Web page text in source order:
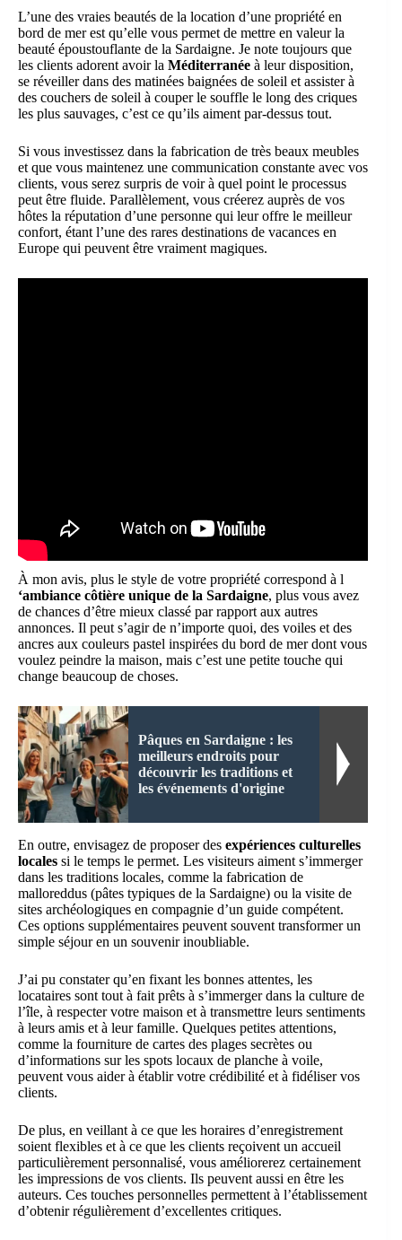
L’une des vraies beautés de la location d’une propriété en
bord de mer est qu’elle vous permet de mettre en valeur la
beauté époustouflante de la Sardaigne. Je note toujours que
les clients adorent avoir la Méditerranée à leur disposition,
se réveiller dans des matinées baignées de soleil et assister à
des couchers de soleil à couper le souffle le long des criques
les plus sauvages, c’est ce qu’ils aiment par-dessus tout.
Si vous investissez dans la fabrication de très beaux meubles
et que vous maintenez une communication constante avec vos
clients, vous serez surpris de voir à quel point le processus
peut être fluide. Parallèlement, vous créerez auprès de vos
hôtes la réputation d’une personne qui leur offre le meilleur
confort, étant l’une des rares destinations de vacances en
Europe qui peuvent être vraiment magiques.
À mon avis, plus le style de votre propriété correspond à l
‘ambiance côtière unique de la Sardaigne, plus vous avez
de chances d’être mieux classé par rapport aux autres
annonces. Il peut s’agir de n’importe quoi, des voiles et des
ancres aux couleurs pastel inspirées du bord de mer dont vous
voulez peindre la maison, mais c’est une petite touche qui
change beaucoup de choses.
Pâques en Sardaigne : les
meilleurs endroits pour
découvrir les traditions et
les événements d'origine
En outre, envisagez de proposer des expériences culturelles
locales si le temps le permet. Les visiteurs aiment s’immerger
dans les traditions locales, comme la fabrication de
malloreddus (pâtes typiques de la Sardaigne) ou la visite de
sites archéologiques en compagnie d’un guide compétent.
Ces options supplémentaires peuvent souvent transformer un
simple séjour en un souvenir inoubliable.
J’ai pu constater qu’en fixant les bonnes attentes, les
locataires sont tout à fait prêts à s’immerger dans la culture de
l’île, à respecter votre maison et à transmettre leurs sentiments
à leurs amis et à leur famille. Quelques petites attentions,
comme la fourniture de cartes des plages secrètes ou
d’informations sur les spots locaux de planche à voile,
peuvent vous aider à établir votre crédibilité et à fidéliser vos
clients.
De plus, en veillant à ce que les horaires d’enregistrement
soient flexibles et à ce que les clients reçoivent un accueil
particulièrement personnalisé, vous améliorerez certainement
les impressions de vos clients. Ils peuvent aussi en être les
auteurs. Ces touches personnelles permettent à l’établissement
d’obtenir régulièrement d’excellentes critiques.